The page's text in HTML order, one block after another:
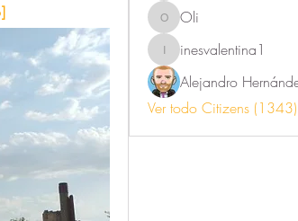
Oli Oli
inesvalentina1
inesvalentina1
Ver todo Citizens (1343)